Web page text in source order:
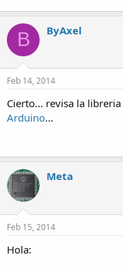
B ByAxel
Feb 14, 2014
Cierto... revisa la libreria
Arduino...
Meta
Feb 15, 2014
Hola: